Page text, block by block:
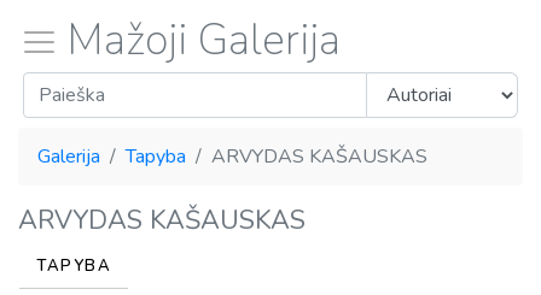
Mažoji Galerija
Galerija Tapyba ARVYDAS KAŠAUSKAS
ARVYDAS KAŠAUSKAS
TAPYBA